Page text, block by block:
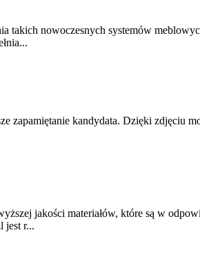
nowoczesnych systemów
zapamiętanie kandydata. Dzięki zdjęciu
jakości materiałów, które są w
jest r...